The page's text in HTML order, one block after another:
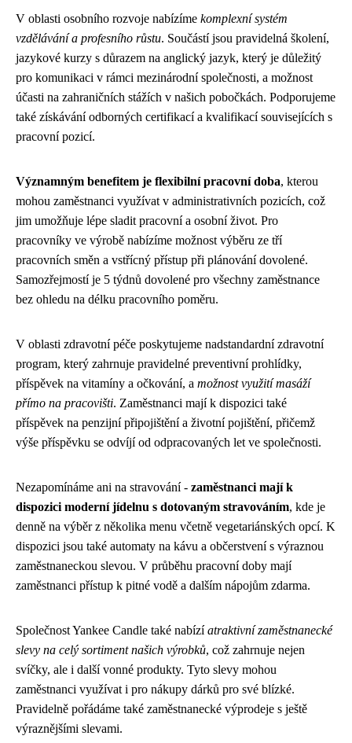
V oblasti osobního rozvoje nabízíme komplexní systém
vzdělávání a profesního růstu. Součástí jsou pravidelná školení,
jazykové kurzy s důrazem na anglický jazyk, který je důležitý
pro komunikaci v rámci mezinárodní společnosti, a možnost
účasti na zahraničních stážích v našich pobočkách. Podporujeme
také získávání odborných certifikací a kvalifikací souvisejících s
pracovní pozicí.
Významným benefitem je flexibilní pracovní doba, kterou
mohou zaměstnanci využívat v administrativních pozicích, což
jim umožňuje lépe sladit pracovní a osobní život. Pro
pracovníky ve výrobě nabízíme možnost výběru ze tří
pracovních směn a vstřícný přístup při plánování dovolené.
Samozřejmostí je 5 týdnů dovolené pro všechny zaměstnance
bez ohledu na délku pracovního poměru.
V oblasti zdravotní péče poskytujeme nadstandardní zdravotní
program, který zahrnuje pravidelné preventivní prohlídky,
příspěvek na vitamíny a očkování, a možnost využití masáží
přímo na pracovišti. Zaměstnanci mají k dispozici také
příspěvek na penzijní připojištění a životní pojištění, přičemž
výše příspěvku se odvíjí od odpracovaných let ve společnosti.
Nezapomínáme ani na stravování - zaměstnanci mají k
dispozici moderní jídelnu s dotovaným stravováním, kde je
denně na výběr z několika menu včetně vegetariánských opcí. K
dispozici jsou také automaty na kávu a občerstvení s výraznou
zaměstnaneckou slevou. V průběhu pracovní doby mají
zaměstnanci přístup k pitné vodě a dalším nápojům zdarma.
Společnost Yankee Candle také nabízíatraktivní zaměstnanecké
slevy na celý sortiment našich výrobků, což zahrnuje nejen
svíčky, ale i další vonné produkty. Tyto slevy mohou
zaměstnanci využívat i pro nákupy dárků pro své blízké.
Pravidelně pořádáme také zaměstnanecké výprodeje s ještě
výraznějšími slevami.